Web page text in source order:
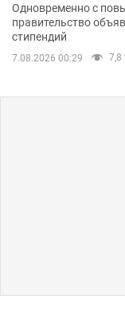
Одновременно с
правительство
стипендий
7.08.2026 00:29 7,8